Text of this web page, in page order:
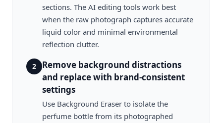
sections. The AI editing tools work best
when the raw photograph captures accurate
liquid color and minimal environmental
reflection clutter.
2
Remove background distractions
and replace with brand-consistent
settings
Use Background Eraser to isolate the
perfume bottle from its photographed